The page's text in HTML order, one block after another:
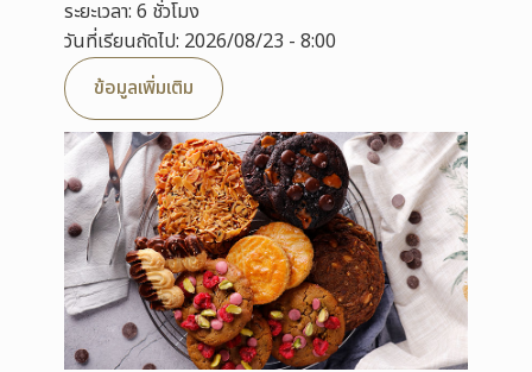
ระยะเวลา: 6 ชั่วโมง
วันที่เรียนถัดไป: 2026/08/23 - 8:00
ข้อมูลเพิ่มเติม